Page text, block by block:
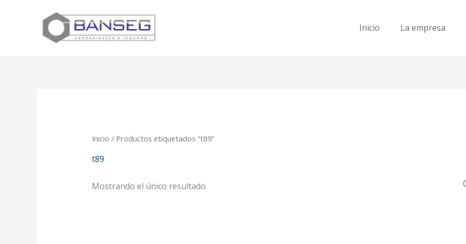
Inicio La empresa
Inicio / Productos etiquetados “t89”
t89
Mostrando el único resultado